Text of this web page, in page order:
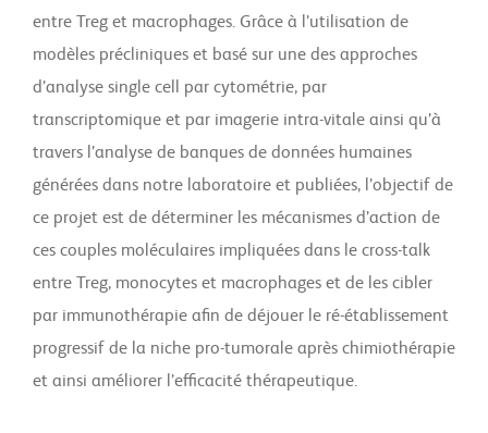
entre Treg et macrophages. Grâce à l’utilisation de
modèles précliniques et basé sur une des approches
d’analyse single cell par cytométrie, par
transcriptomique et par imagerie intra-vitale ainsi qu’à
travers l’analyse de banques de données humaines
générées dans notre laboratoire et publiées, l’objectif de
ce projet est de déterminer les mécanismes d’action de
ces couples moléculaires impliquées dans le cross-talk
entre Treg, monocytes et macrophages et de les cibler
par immunothérapie afin de déjouer le ré-établissement
progressif de la niche pro-tumorale après chimiothérapie
et ainsi améliorer l’efficacité thérapeutique.